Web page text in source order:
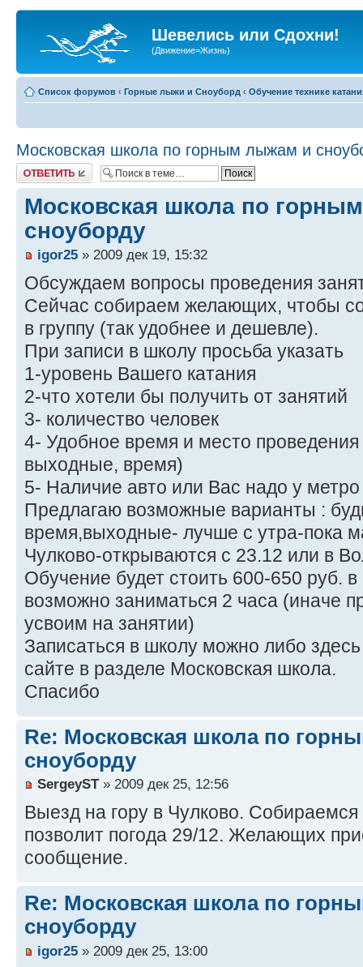
Шевелись или Сдохни!
(Движение=Жизнь)
Список форумов ‹ Горные лыжи и Сноуборд ‹ Обучение технике
Московская школа по горным лыжам и
Ответить
Московская школа по
сноуборду
igor25 » 2009 дек 19, 15:32
Обсуждаем вопросы проведения
Сейчас собираем желающих, чтобы
в группу (так удобнее и дешевле).
При записи в школу просьба указать
1-уровень Вашего катания
2-что хотели бы получить от занятий
3- количество человек
4- Удобное время и место
выходные, время)
5- Наличие авто или Вас надо у
Предлагаю возможные варианты :
время,выходные- лучше с утра-пока
Чулково-открываются с 23.12 или в
Обучение будет стоить 600-650 руб.
возможно заниматься 2 часа (иначе
усвоим на занятии)
Записаться в школу можно либо
сайте в разделе Московская школа.
Спасибо
Re: Московская школа по
сноуборду
SergeyST» 2009 дек 25, 12:56
Выезд на гору в Чулково. Собираемся
позволит погода 29/12. Желающих
сообщение.
Re: Московская школа по
сноуборду
igor25 » 2009 дек 25, 13:00